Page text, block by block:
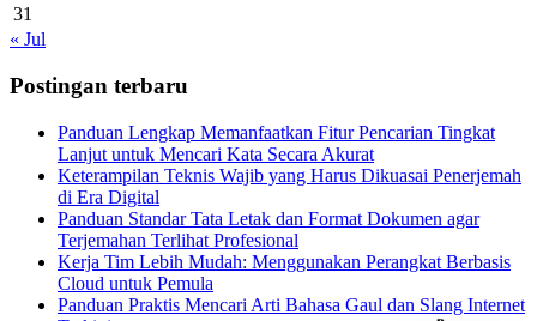
31
« Jul
Postingan terbaru
Panduan Lengkap Memanfaatkan Fitur Pencarian Tingkat
Lanjut untuk Mencari Kata Secara Akurat
Keterampilan Teknis Wajib yang Harus Dikuasai Penerjemah
di Era Digital
Panduan Standar Tata Letak dan Format Dokumen agar
Terjemahan Terlihat Profesional
Kerja Tim Lebih Mudah: Menggunakan Perangkat Berbasis
Cloud untuk Pemula
Panduan Praktis Mencari Arti Bahasa Gaul dan Slang Internet